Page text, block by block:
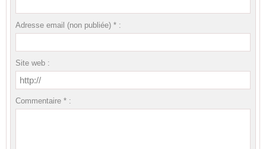
Adresse email (non publiée) * :
Site web :
Commentaire * :